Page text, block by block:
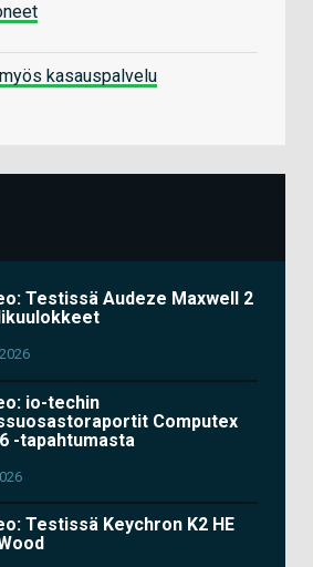
kasauspalvelu
Testissä Audeze Maxwell 2
io-techin
Computex
-tapahtumasta
Testissä Keychron K2 HE